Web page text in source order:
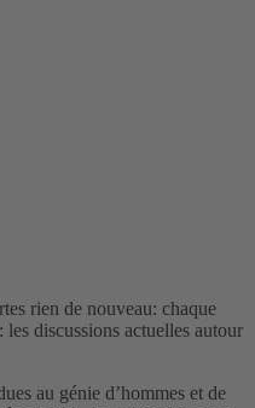
rien de nouveau: chaque
discussions actuelles autour
au génie d’hommes et de